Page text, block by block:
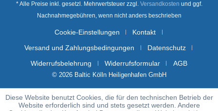
* Alle Preise inkl. gesetzl. Mehrwertsteuer zzgl. Versandkosten und ggf.
Nachnahmegebühren, wenn nicht anders beschrieben
Cookie-Einstellungen
Kontakt
Versand und Zahlungsbedingungen
Datenschutz
Widerrufsbelehrung
Widerrufsformular AGB
© 2026 Baltic Kölln Heiligenhafen GmbH
Diese Website benutzt Cookies, die für den technischen Betrieb der
Website erforderlich sind und stets gesetzt werden. Andere